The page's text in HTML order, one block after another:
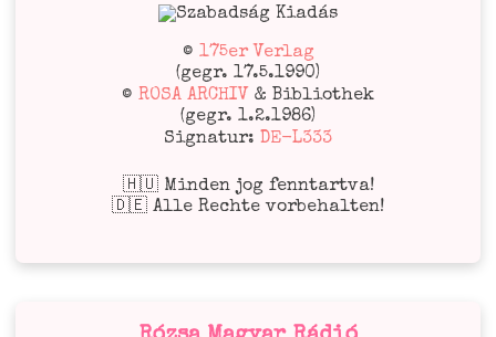
© 175er Verlag
(gegr. 17.5.1990)
© ROSA ARCHIV & Bibliothek
(gegr. 1.2.1986)
Signatur: DE-L333
🇭🇺 Minden jog fenntartva!
🇩🇪 Alle Rechte vorbehalten!